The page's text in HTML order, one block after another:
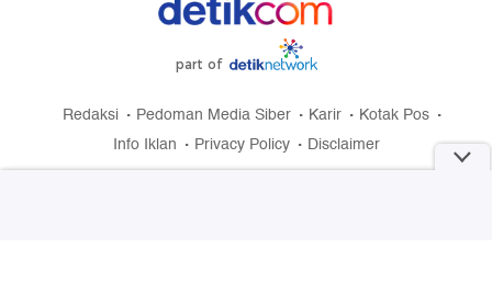
part of
Redaksi Pedoman Media Siber Karir
Kotak Pos
Info Iklan
Privacy Policy Disclaimer